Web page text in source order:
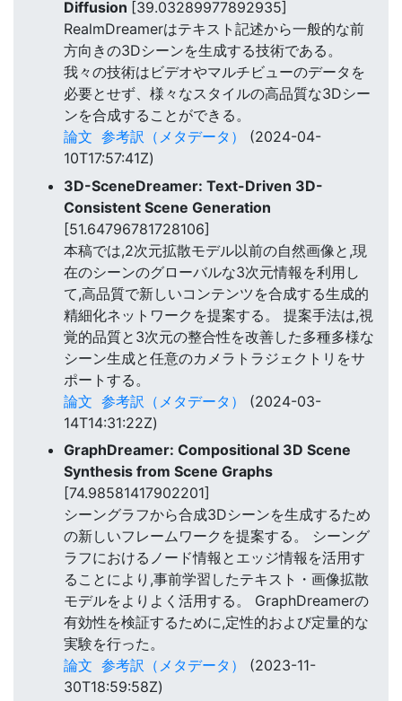
Diffusion [39.03289977892935]
RealmDreamerはテキスト記述から一般的な前
方向きの3Dシーンを生成する技術である。
我々の技術はビデオやマルチビューのデータを
必要とせず、様々なスタイルの高品質な3Dシー
ンを合成することができる。
論文 参考訳（メタデータ）
(2024-04-
10T17:57:41Z)
3D-SceneDreamer: Text-Driven 3D-
Consistent Scene Generation
[51.64796781728106]
本稿では,2次元拡散モデル以前の自然画像と,現
在のシーンのグローバルな3次元情報を利用し
て,高品質で新しいコンテンツを合成する生成的
精細化ネットワークを提案する。 提案手法は,視
覚的品質と3次元の整合性を改善した多種多様な
シーン生成と任意のカメラトラジェクトリをサ
ポートする。
論文 参考訳（メタデータ）
(2024-03-
14T14:31:22Z)
GraphDreamer: Compositional 3D Scene
Synthesis from Scene Graphs
[74.98581417902201]
シーングラフから合成3Dシーンを生成するため
の新しいフレームワークを提案する。 シーング
ラフにおけるノード情報とエッジ情報を活用す
ることにより,事前学習したテキスト・画像拡散
モデルをよりよく活用する。 GraphDreamerの
有効性を検証するために,定性的および定量的な
実験を行った。
論文 参考訳（メタデータ）
(2023-11-
30T18:59:58Z)